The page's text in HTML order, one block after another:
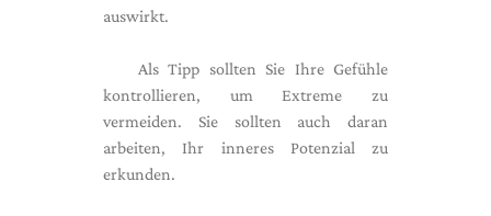
auswirkt.
Als Tipp sollten Sie Ihre Gefühle
kontrollieren, um Extreme zu
vermeiden. Sie sollten auch daran
arbeiten, Ihr inneres Potenzial zu
erkunden.